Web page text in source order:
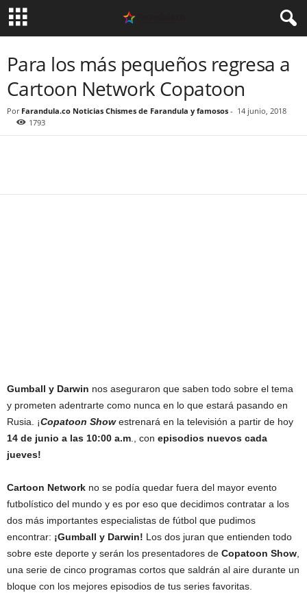
Para los más pequeños regresa a
Cartoon Network Copatoon
Por Farandula.co Noticias Chismes de Farandula y famosos - 14 junio, 2018
1793
Gumball y Darwin nos aseguraron que saben todo sobre el tema
y prometen adentrarte como nunca en lo que estará pasando en
Rusia. ¡Copatoon Showestrenará en la televisión a partir de hoy
14 de junio a las 10:00 a.m ., con episodios nuevos cada
jueves!
Cartoon Network no se podía quedar fuera del mayor evento
futbolístico del mundo y es por eso que decidimos contratar a los
dos más importantes especialistas de fútbol que pudimos
encontrar: ¡Gumball y Darwin! Los dos juran que entienden todo
sobre este deporte y serán los presentadores de Copatoon Show
una serie de cinco programas cortos que saldrán al aire durante un
bloque con los mejores episodios de tus series favoritas.